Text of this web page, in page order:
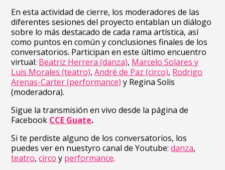
En esta actividad de cierre, los moderadores de las
diferentes sesiones del proyecto entablan un diálogo
sobre lo más destacado de cada rama artística, así
como puntos en común y conclusiones finales de los
conversatorios. Participan en este último encuentro
virtual: Beatriz Herrera (danza), Marcelo Solares y
Luis Morales (teatro),André de Paz (circo), Rodrigo
Arenas-Carter (performance) y Regina Solis
(moderadora).
Sigue la transmisión en vivo desde la página de
Facebook CCE Guate.
Si te perdiste alguno de los conversatorios, los
puedes ver en nuestyro canal de Youtube:danza,
teatro,circo y performance.